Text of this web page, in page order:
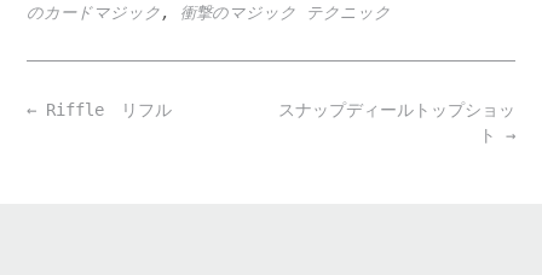
のカードマジック , 衝撃のマジック テクニック
Post
スナップディールトップショッ
ト →
← Riffle リフル